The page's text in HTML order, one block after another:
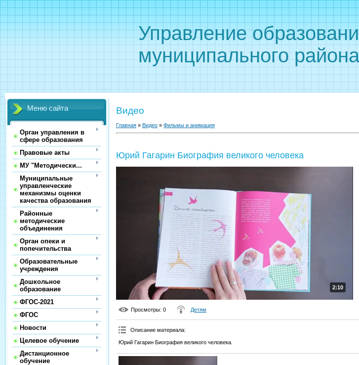
Управление
муниципального района
Меню сайта
Орган управления в
сфере образования
Правовые акты
МУ "Методически...
Муниципальные
управленческие
механизмы оценки
качества образования
Районные
методические
объединения
Орган опеки и
попечительства
Образовательные
учреждения
Дошкольное
образование
ФГОС-2021
ФГОС
Новости
Целевое обучение
Дистанционное
обучение
Видео
Главная » Видео » Фильмы и анимация
Юрий Гагарин Биография великого человека
2:10
Просмотры: 0 Детям
Описание материала:
Юрий Гагарин Биография великого человека.